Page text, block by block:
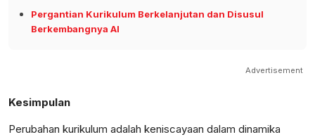
Pergantian Kurikulum Berkelanjutan dan Disusul
Berkembangnya AI
Advertisement
Kesimpulan
Perubahan kurikulum adalah keniscayaan dalam dinamika